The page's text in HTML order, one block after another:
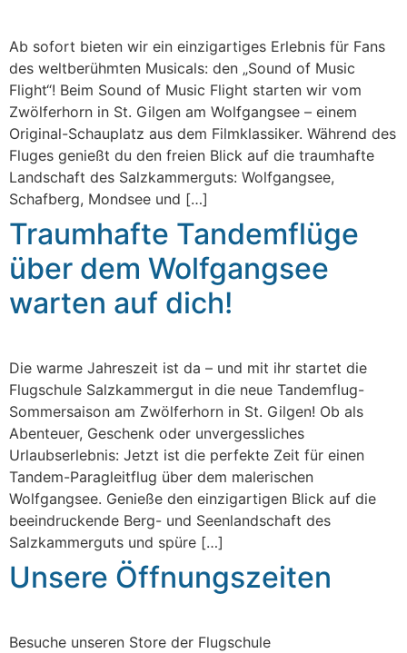
Ab sofort bieten wir ein einzigartiges Erlebnis für Fans
des weltberühmten Musicals: den „Sound of Music
Flight“! Beim Sound of Music Flight starten wir vom
Zwölferhorn in St. Gilgen am Wolfgangsee – einem
Original-Schauplatz aus dem Filmklassiker. Während des
Fluges genießt du den freien Blick auf die traumhafte
Landschaft des Salzkammerguts: Wolfgangsee,
Schafberg, Mondsee und […]
Traumhafte Tandemflüge
über dem Wolfgangsee
warten auf dich!
Die warme Jahreszeit ist da – und mit ihr startet die
Flugschule Salzkammergut in die neue Tandemflug-
Sommersaison am Zwölferhorn in St. Gilgen! Ob als
Abenteuer, Geschenk oder unvergessliches
Urlaubserlebnis: Jetzt ist die perfekte Zeit für einen
Tandem-Paragleitflug über dem malerischen
Wolfgangsee. Genieße den einzigartigen Blick auf die
beeindruckende Berg- und Seenlandschaft des
Salzkammerguts und spüre […]
Unsere Öffnungszeiten
Besuche unseren Store der Flugschule